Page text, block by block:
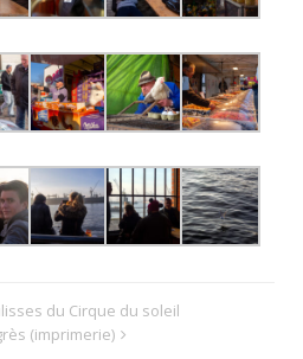
du Cirque du soleil
(imprimerie)